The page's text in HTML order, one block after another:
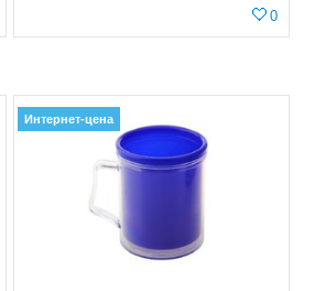
0
Интернет-цена